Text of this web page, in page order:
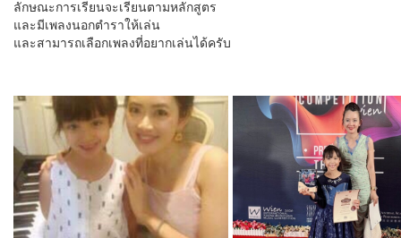
ลักษณะการเรียนจะเรียนตามหลักสูตร
และมีเพลงนอกตำราให้เล่น
และสามารถเลือกเพลงที่อยากเล่นได้ครับ